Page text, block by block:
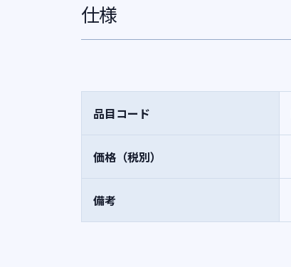
仕様
品目コード
価格（税別）
備考